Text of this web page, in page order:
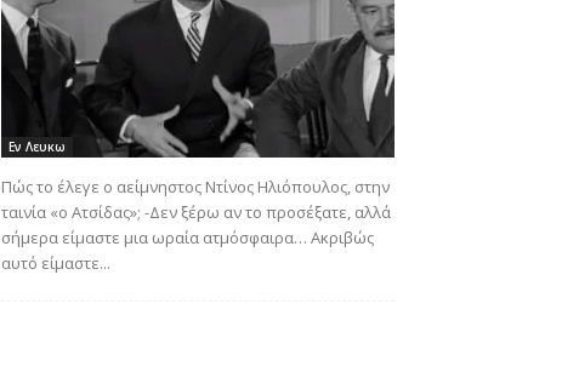
Εν Λευκω
Πώς το έλεγε ο αείμνηστος Ντίνος Ηλιόπουλος, στην
ταινία «ο Ατσίδας»; -Δεν ξέρω αν το προσέξατε, αλλά
σήμερα είμαστε μια ωραία ατμόσφαιρα… Ακριβώς
αυτό είμαστε...